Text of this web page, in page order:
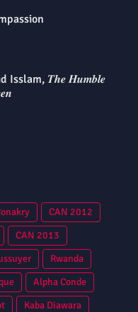
Isslam, 𝑻𝒉𝒆 𝑯𝒖𝒎𝒃𝒍𝒆
CAN 2012
CAN 2013
Rwanda
Alpha Conde
Kaba Diawara